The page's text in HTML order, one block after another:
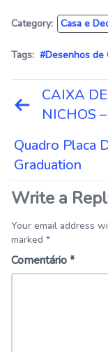
Category: Casa e
Tags: #Desenhos de
Navegação
de
CAIXA
NICHOS
Quadro Placa
Graduation
Write a
Your email address
marked *
Comentário*